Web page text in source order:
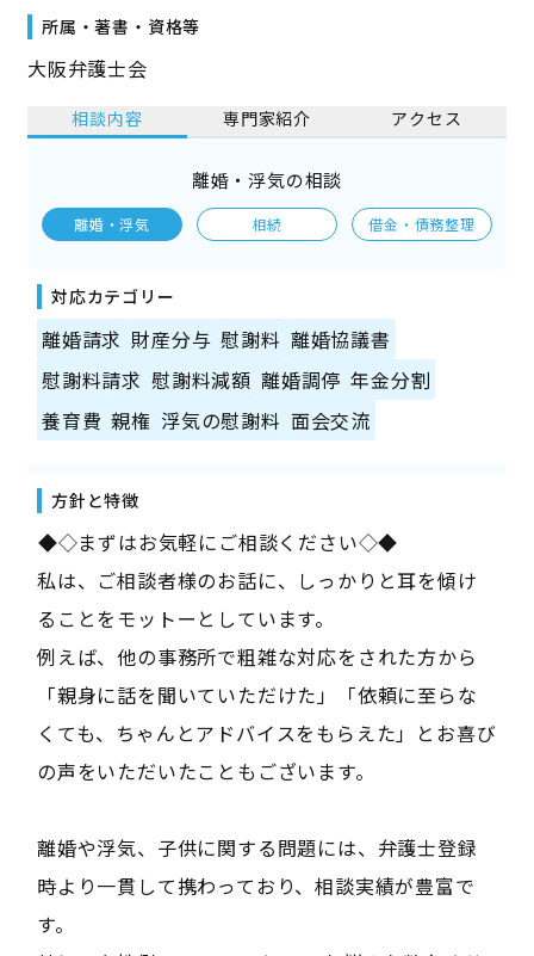
所属・著書・資格等
大阪弁護士会
相談内容 専門家紹介 アクセス
離婚・浮気の相談
離婚・浮気 相続 借金・債務整理
対応カテゴリー
離婚請求 財産分与 慰謝料 離婚協議書
慰謝料請求 慰謝料減額 離婚調停 年金分割
養育費 親権 浮気の慰謝料 面会交流
方針と特徴
――◆◇まずはお気軽にご相談ください◇◆――
私は、ご相談者様のお話に、しっかりと耳を傾け
ることをモットーとしています。
例えば、他の事務所で粗雑な対応をされた方から
「親身に話を聞いていただけた」「依頼に至らな
くても、ちゃんとアドバイスをもらえた」とお喜び
の声をいただいたこともございます。
離婚や浮気、子供に関する問題には、弁護士登録
時より一貫して携わっており、相談実績が豊富で
す。